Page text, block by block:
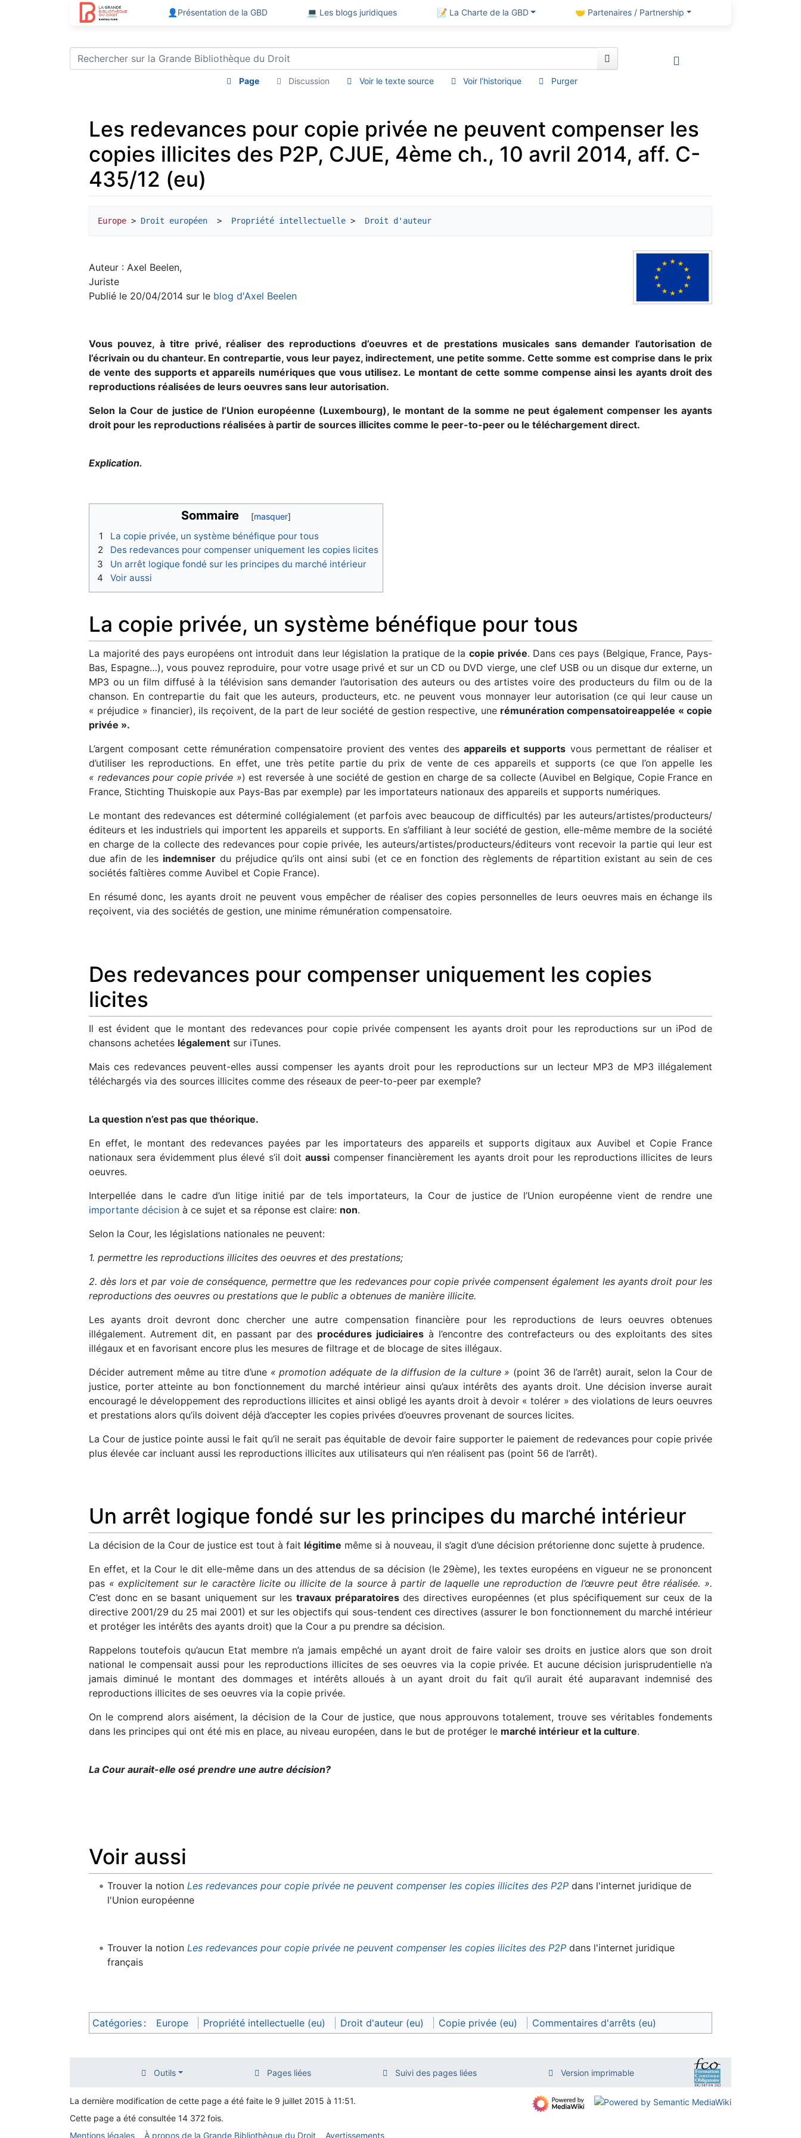
👤Présentation de la GBD 💻 Les blogs juridiques 📝 La Charte de la GBD 🤝 Partenaires / Partnership
Page Discussion Voir le texte source Voir l’historique Purger
Les redevances pour copie privée ne peuvent compenser les
copies illicites des P2P, CJUE, 4ème ch., 10 avril 2014, aff. C-
435/12 (eu)
Europe > Droit européen
  >
Propriété intellectuelle > Droit d'auteur
Auteur : Axel Beelen,
Juriste
Publié le 20/04/2014 sur le blog d'Axel Beelen
Vous pouvez, à titre privé, réaliser des reproductions d’oeuvres et de prestations musicales sans demander l’autorisation de
l’écrivain ou du chanteur. En contrepartie, vous leur payez, indirectement, une petite somme. Cette somme est comprise dans le prix
de vente des supports et appareils numériques que vous utilisez. Le montant de cette somme compense ainsi les ayants droit des
reproductions réalisées de leurs oeuvres sans leur autorisation.
Selon la Cour de justice de l’Union européenne (Luxembourg), le montant de la somme ne peut également compenser les ayants
droit pour les reproductions réalisées à partir de sources illicites comme le peer-to-peer ou le téléchargement direct.
Explication.
Sommaire
1
La copie privée, un système bénéfique pour tous
2
Des redevances pour compenser uniquement les copies licites
3
Un arrêt logique fondé sur les principes du marché intérieur
4
Voir aussi
La copie privée, un système bénéfique pour tous
La majorité des pays européens ont introduit dans leur législation la pratique de la copie privée. Dans ces pays (Belgique, France, Pays-
Bas, Espagne…), vous pouvez reproduire, pour votre usage privé et sur un CD ou DVD vierge, une clef USB ou un disque dur externe, un
MP3 ou un film diffusé à la télévision sans demander l’autorisation des auteurs ou des artistes voire des producteurs du film ou de la
chanson. En contrepartie du fait que les auteurs, producteurs, etc. ne peuvent vous monnayer leur autorisation (ce qui leur cause un
« préjudice » financier), ils reçoivent, de la part de leur société de gestion respective, une rémunération compensatoireappelée « copie
privée ».
L’argent composant cette rémunération compensatoire provient des ventes des appareils et supports vous permettant de réaliser et
d’utiliser les reproductions. En effet, une très petite partie du prix de vente de ces appareils et supports (ce que l’on appelle les
« redevances pour copie privée ») est reversée à une société de gestion en charge de sa collecte (Auvibel en Belgique, Copie France en
France, Stichting Thuiskopie aux Pays-Bas par exemple) par les importateurs nationaux des appareils et supports numériques.
Le montant des redevances est déterminé collégialement (et parfois avec beaucoup de difficultés) par les auteurs/artistes/producteurs/
éditeurs et les industriels qui importent les appareils et supports. En s’affiliant à leur société de gestion, elle-même membre de la société
en charge de la collecte des redevances pour copie privée, les auteurs/artistes/producteurs/éditeurs vont recevoir la partie qui leur est
due afin de les indemniser du préjudice qu’ils ont ainsi subi (et ce en fonction des règlements de répartition existant au sein de ces
sociétés faîtières comme Auvibel et Copie France).
En résumé donc, les ayants droit ne peuvent vous empêcher de réaliser des copies personnelles de leurs oeuvres mais en échange ils
reçoivent, via des sociétés de gestion, une minime rémunération compensatoire.
Des redevances pour compenser uniquement les copies
licites
Il est évident que le montant des redevances pour copie privée compensent les ayants droit pour les reproductions sur un iPod de
chansons achetées légalement sur iTunes.
Mais ces redevances peuvent-elles aussi compenser les ayants droit pour les reproductions sur un lecteur MP3 de MP3 illégalement
téléchargés via des sources illicites comme des réseaux de peer-to-peer par exemple?
La question n’est pas que théorique.
En effet, le montant des redevances payées par les importateurs des appareils et supports digitaux aux Auvibel et Copie France
nationaux sera évidemment plus élevé s’il doitaussi compenser financièrement les ayants droit pour les reproductions illicites de leurs
oeuvres.
Interpellée dans le cadre d’un litige initié par de tels importateurs, la Cour de justice de l’Union européenne vient de rendre une
importante décision à ce sujet et sa réponse est claire: non.
Selon la Cour, les législations nationales ne peuvent:
1. permettre les reproductions illicites des oeuvres et des prestations;
2. dès lors et par voie de conséquence, permettre que les redevances pour copie privée compensent également les ayants droit pour les
reproductions des oeuvres ou prestations que le public a obtenues de manière illicite.
Les ayants droit devront donc chercher une autre compensation financière pour les reproductions de leurs oeuvres obtenues
illégalement. Autrement dit, en passant par des procédures judiciaires à l’encontre des contrefacteurs ou des exploitants des sites
illégaux et en favorisant encore plus les mesures de filtrage et de blocage de sites illégaux.
Décider autrement même au titre d’une « promotion adéquate de la diffusion de la culture » (point 36 de l’arrêt) aurait, selon la Cour de
justice, porter atteinte au bon fonctionnement du marché intérieur ainsi qu’aux intérêts des ayants droit. Une décision inverse aurait
encouragé le développement des reproductions illicites et ainsi obligé les ayants droit à devoir « tolérer » des violations de leurs oeuvres
et prestations alors qu’ils doivent déjà d’accepter les copies privées d’oeuvres provenant de sources licites.
La Cour de justice pointe aussi le fait qu’il ne serait pas équitable de devoir faire supporter le paiement de redevances pour copie privée
plus élevée car incluant aussi les reproductions illicites aux utilisateurs qui n’en réalisent pas (point 56 de l’arrêt).
Un arrêt logique fondé sur les principes du marché intérieur
La décision de la Cour de justice est tout à fait légitime même si à nouveau, il s’agit d’une décision prétorienne donc sujette à prudence.
En effet, et la Cour le dit elle-même dans un des attendus de sa décision (le 29ème), les textes européens en vigueur ne se prononcent
pas « explicitement sur le caractère licite ou illicite de la source à partir de laquelle une reproduction de l’œuvre peut être réalisée. ».
C’est donc en se basant uniquement sur les travaux préparatoiresdes directives européennes (et plus spécifiquement sur ceux de la
directive 2001/29 du 25 mai 2001) et sur les objectifs qui sous-tendent ces directives (assurer le bon fonctionnement du marché intérieur
et protéger les intérêts des ayants droit) que la Cour a pu prendre sa décision.
Rappelons toutefois qu’aucun Etat membre n’a jamais empêché un ayant droit de faire valoir ses droits en justice alors que son droit
national le compensait aussi pour les reproductions illicites de ses oeuvres via la copie privée. Et aucune décision jurisprudentielle n’a
jamais diminué le montant des dommages et intérêts alloués à un ayant droit du fait qu’il aurait été auparavant indemnisé des
reproductions illicites de ses oeuvres via la copie privée.
On le comprend alors aisément, la décision de la Cour de justice, que nous approuvons totalement, trouve ses véritables fondements
dans les principes qui ont été mis en place, au niveau européen, dans le but de protéger le marché intérieur et la culture.
La Cour aurait-elle osé prendre une autre décision?
Voir aussi
Trouver la notion Les redevances pour copie privée ne peuvent compenser les copies illicites des P2Pdans l'internet juridique de
l'Union européenne
Trouver la notion Les redevances pour copie privée ne peuvent compenser les copies ilicites des P2P dans l'internet juridique
français
Catégories : Europe Propriété intellectuelle (eu) Droit d'auteur (eu) Copie privée (eu) Commentaires d'arrêts (eu)
Outils Pages liées Suivi des pages liées Version imprimable
La dernière modification de cette page a été faite le 9 juillet 2015 à 11:51.
Cette page a été consultée 14 372 fois.
Mentions légales
À propos de la Grande Bibliothèque du Droit Avertissements